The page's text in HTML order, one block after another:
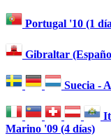
Portugal '10 (1
Gibraltar
Suecia -
Marino '09 (4 días)